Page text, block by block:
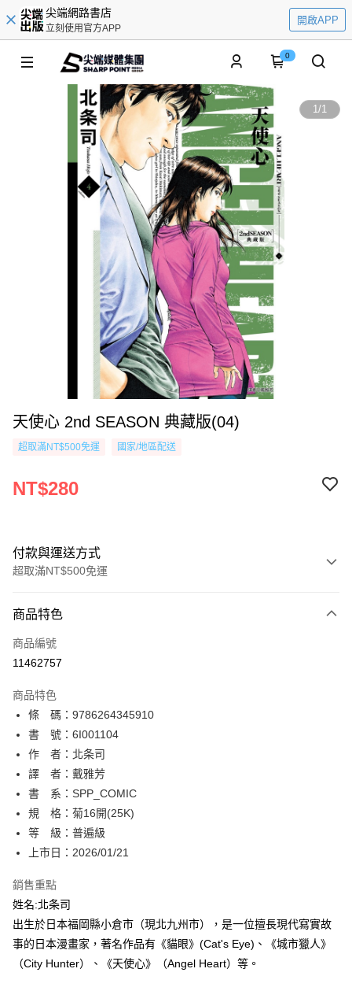
尖端網路書店
立刻使用官方APP
開啟APP
0
1/1
天使心 2nd SEASON 典藏版(04)
超取滿NT$500免運 國家/地區配送
NT$280
付款與運送方式
超取滿NT$500免運
信用卡一次付款
超商取貨付款
相關說明
【關於「AFTEE先享後付」】
AFTEE先享後付是「在收到商品之後才付款」的支付方式。 讓您購物簡單
便利好安心！
１．簡單：不需註冊會員、不需綁卡、不需儲值。
２．便利：只要手機號碼，簡訊認證，即可結帳。
３．安心：先確認商品／服務後，再付款。
【「AFTEE先享後付」結帳流程】
１．於結帳方式選擇「AFTEE先享後付」後，將跳轉至「AFTEE先享後付」
結帳頁面，進行簡訊認證並確認金額後，即可完成結帳。
２．訂單成立數日內，您將收到繳費通知簡訊。
ATM／網路銀行／等多元方式進行付款，方視為交易完成。
※ 請注意：結帳手續完成當下不需立刻繳費，但若您需要取消訂單，請聯絡
購買商品的店家。未經商家同意取消之訂單仍視為有效，需透過AFTEE先享
後付繳納相關費用。
※ 交易是否成功請以「AFTEE先享後付 」之結帳頁面顯示為準，若有關於
是否繳費成功／繳費後需取消欲退款等相關疑問，請聯繫「AFTEE先享後付
ATM付款
運送方式
全家取貨付款
每筆NT$80，滿NT$500(含以上)免運費
付款後全家取貨
每筆NT$80，滿NT$500(含以上)免運費
付款後萊爾富取貨
每筆NT$80，滿NT$500(含以上)免運費
商品特色
商品編號
11462757
商品特色
條 碼：9786264345910
書 號：6I001104
作 者：北条司
譯 者：戴雅芳
書 系：SPP_COMIC
規 格：菊16開(25K)
等 級：普遍級
上市日：2026/01/21
銷售重點
姓名:北条司
出生於日本福岡縣小倉市（現北九州市），是一位擅長現代寫實故
事的日本漫畫家，著名作品有《貓眼》(Cat's Eye)、《城市獵人》
（City Hunter）、《天使心》（Angel Heart）等。